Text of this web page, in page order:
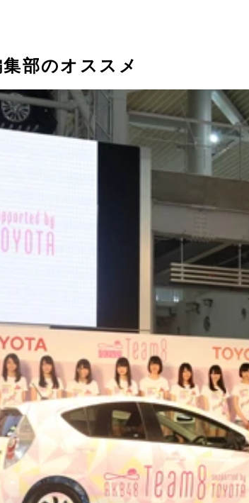
麻友、高橋みなみ、柏木由紀、田野優花
集部のオススメ